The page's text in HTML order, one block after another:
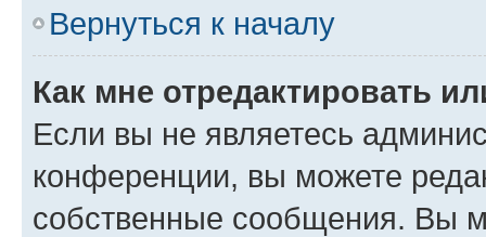
Вернуться к началу
Как мне отредактировать
Если вы не являетесь
конференции, вы можете
собственные сообщения. Вы